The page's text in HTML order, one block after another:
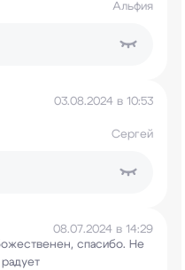
Альфия
03.08.2024 в 10:53
Сергей
08.07.2024 в 14:29
спасибо. Не
радует